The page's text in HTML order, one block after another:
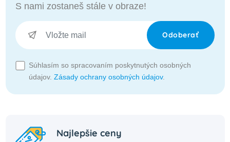
S nami zostaneš stále v obraze!
Odoberať
Súhlasím so spracovaním poskytnutých osobných
údajov. Zásady ochrany osobných údajov.
Najlepšie ceny